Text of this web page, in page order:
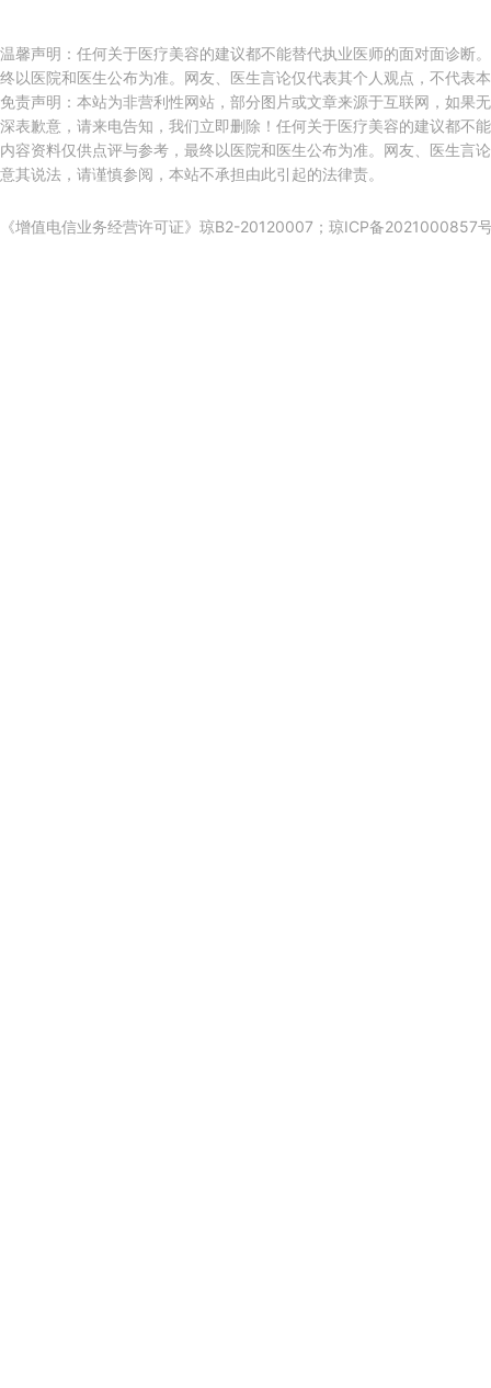
温馨声明：任何关于医疗美容的建议都不能替代执业医师的面对面诊断
终以医院和医生公布为准。网友、医生言论仅代表其个人观点，不代表
免责声明：本站为非营利性网站，部分图片或文章来源于互联网，如果
深表歉意，请来电告知，我们立即删除！任何关于医疗美容的建议都不
内容资料仅供点评与参考，最终以医院和医生公布为准。网友、医生言
意其说法，请谨慎参阅，本站不承担由此引起的法律责。
《增值电信业务经营许可证》琼B2-20120007； 琼ICP备2021000857